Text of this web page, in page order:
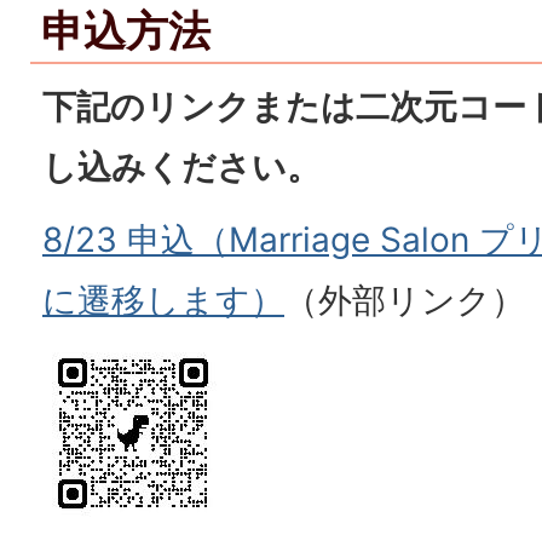
申込方法
下記のリンクまたは二次元コー
し込みください。
8/23 申込（Marriage Salon プ
に遷移します）
（外部リンク）